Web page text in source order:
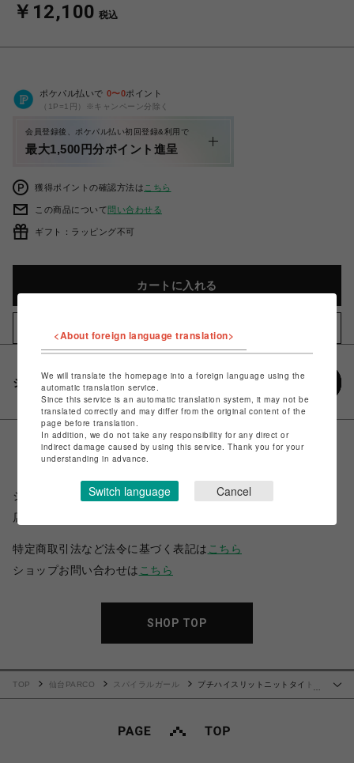
￥12,100 税込
ポケパル払いで 0〜0ポイント
（1P=1円）※キャンペーン分除く
会員登録後、ポケパル払い初回登録&利用で
最大1,500円分ポイント進呈
獲得ポイントの確認方法は こちら
この商品について問い合わせる
ギフト：ラッピング不可
カートに入れる
シェアする
ショップ名
スパイラルガール
店舗名
特定商取引法など法令に基づく表記は こちら
ショップお問い合わせは こちら
SHOP TOP
TOP 仙台PARCO スパイラルガール
プチハイスリットニットタイトワ
<About foreign language translation>
We will translate the homepage into a foreign language using the
automatic translation service.
Since this service is an automatic translation system, it may not be
translated correctly and may differ from the original content of the
page before translation.
In addition, we do not take any responsibility for any direct or
indirect damage caused by using this service. Thank you for your
understanding in advance.
Switch language Cancel